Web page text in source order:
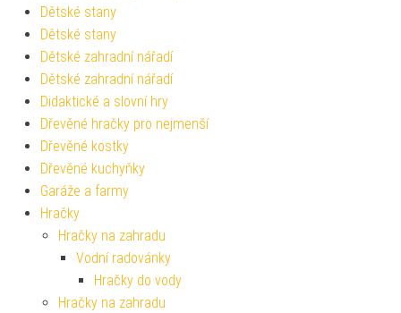
Dětské stany
Dětské stany
Dětské zahradní nářadí
Dětské zahradní nářadí
Didaktické a slovní hry
Dřevěné hračky pro nejmenší
Dřevěné kostky
Dřevěné kuchyňky
Garáže a farmy
Hračky
Hračky na zahradu
Vodní radovánky
Hračky do vody
Hračky na zahradu